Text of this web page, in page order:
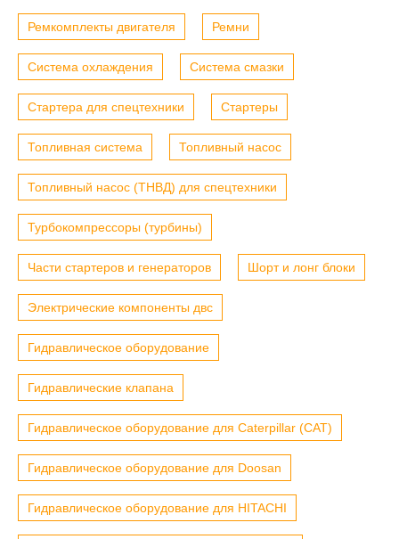
Ремкомплекты двигателя Ремни
Система охлаждения Система смазки
Стартера для спецтехники Стартеры
Топливная система Топливный насос
Топливный насос (ТНВД) для спецтехники
Турбокомпрессоры (турбины)
Части стартеров и генераторов Шорт и лонг блоки
Электрические компоненты двс
Гидравлическое оборудование
Гидравлические клапана
Гидравлическое оборудование для Caterpillar (CAT)
Гидравлическое оборудование для Doosan
Гидравлическое оборудование для HITACHI